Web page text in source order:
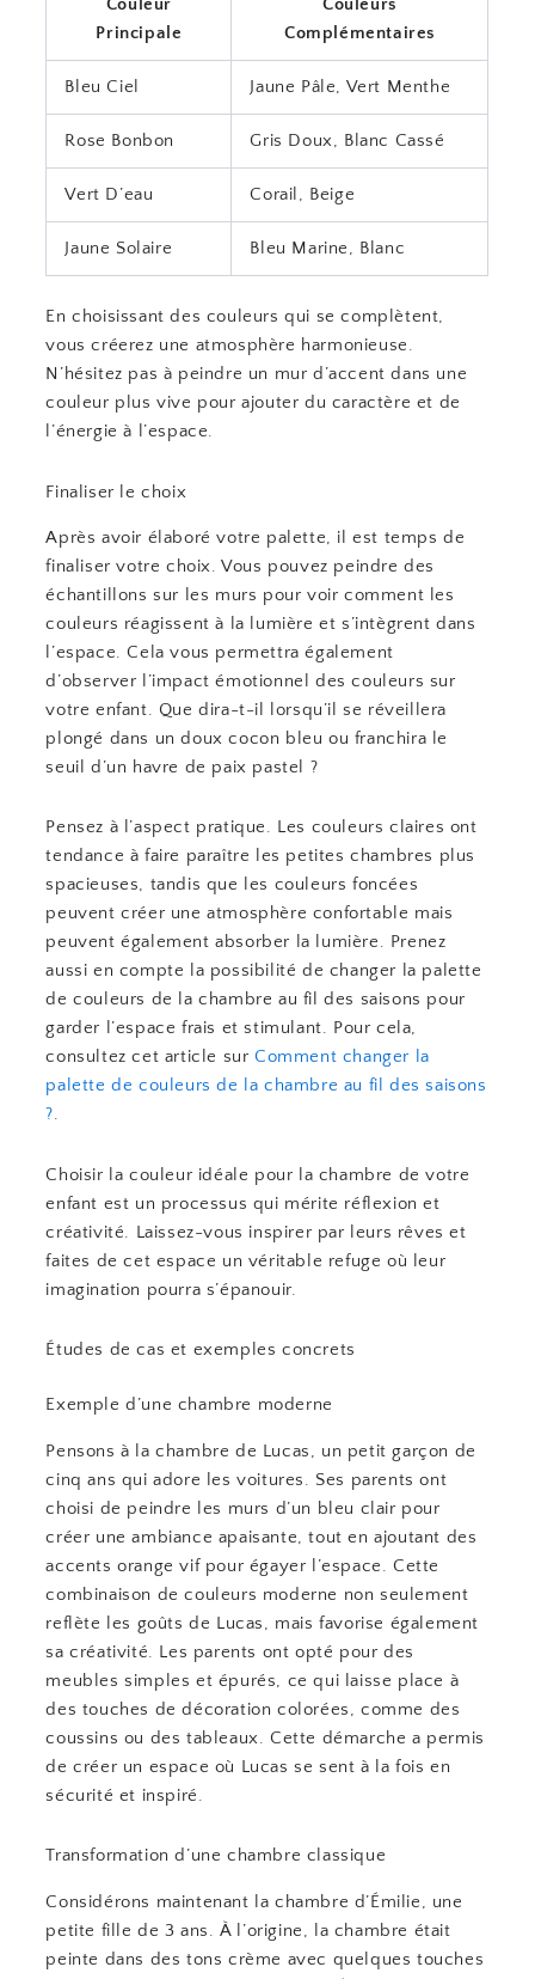
Principale
Complémentaires
Bleu Ciel Jaune Pâle, Vert Menthe
Rose Bonbon Gris Doux, Blanc Cassé
Vert D’eau Corail, Beige
Jaune Solaire Bleu Marine, Blanc
En choisissant des couleurs qui se complètent,
vous créerez une atmosphère harmonieuse.
N’hésitez pas à peindre un mur d’accent dans une
couleur plus vive pour ajouter du caractère et de
l’énergie à l’espace.
Finaliser le choix
Après avoir élaboré votre palette, il est temps de
finaliser votre choix. Vous pouvez peindre des
échantillons sur les murs pour voir comment les
couleurs réagissent à la lumière et s’intègrent dans
l’espace. Cela vous permettra également
d’observer l’impact émotionnel des couleurs sur
votre enfant. Que dira-t-il lorsqu’il se réveillera
plongé dans un doux cocon bleu ou franchira le
seuil d’un havre de paix pastel ?
Pensez à l’aspect pratique. Les couleurs claires ont
tendance à faire paraître les petites chambres plus
spacieuses, tandis que les couleurs foncées
peuvent créer une atmosphère confortable mais
peuvent également absorber la lumière. Prenez
aussi en compte la possibilité de changer la palette
de couleurs de la chambre au fil des saisons pour
garder l’espace frais et stimulant. Pour cela,
consultez cet article surComment changer la
palette de couleurs de la chambre au fil des saisons
?.
Choisir la couleur idéale pour la chambre de votre
enfant est un processus qui mérite réflexion et
créativité. Laissez-vous inspirer par leurs rêves et
faites de cet espace un véritable refuge où leur
imagination pourra s’épanouir.
Études de cas et exemples concrets
Exemple d’une chambre moderne
Pensons à la chambre de Lucas, un petit garçon de
cinq ans qui adore les voitures. Ses parents ont
choisi de peindre les murs d’un bleu clair pour
créer une ambiance apaisante, tout en ajoutant des
accents orange vif pour égayer l’espace. Cette
combinaison de couleurs moderne non seulement
reflète les goûts de Lucas, mais favorise également
sa créativité. Les parents ont opté pour des
meubles simples et épurés, ce qui laisse place à
des touches de décoration colorées, comme des
coussins ou des tableaux. Cette démarche a permis
de créer un espace où Lucas se sent à la fois en
sécurité et inspiré.
Transformation d’une chambre classique
Considérons maintenant la chambre d’Émilie, une
petite fille de 3 ans. À l’origine, la chambre était
peinte dans des tons crème avec quelques touches